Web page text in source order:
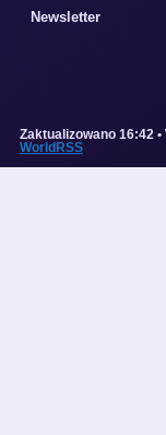
Newsletter
Zaktualizowano 16:42
WorldRSS